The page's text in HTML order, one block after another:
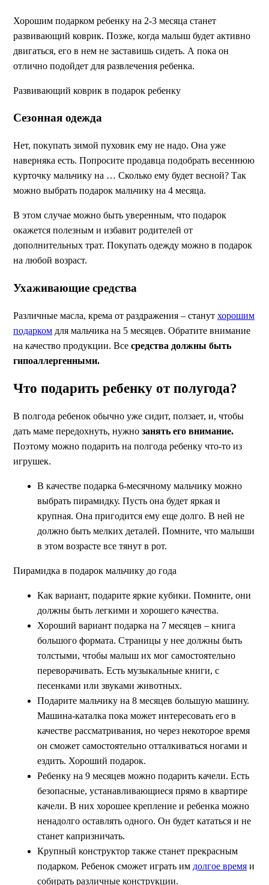
Хорошим подарком ребенку на 2-3 месяца станет
развивающий коврик. Позже, когда малыш будет активно
двигаться, его в нем не заставишь сидеть. А пока он
отлично подойдет для развлечения ребенка.
Развивающий коврик в подарок ребенку
Сезонная одежда
Нет, покупать зимой пуховик ему не надо. Она уже
наверняка есть. Попросите продавца подобрать весеннюю
курточку мальчику на … Сколько ему будет весной? Так
можно выбрать подарок мальчику на 4 месяца.
В этом случае можно быть уверенным, что подарок
окажется полезным и избавит родителей от
дополнительных трат. Покупать одежду можно в подарок
на любой возраст.
Ухаживающие средства
Различные масла, крема от раздражения – станут хорошим
подарком для мальчика на 5 месяцев. Обратите внимание
на качество продукции. Все средства должны быть
гипоаллергенными.
Что подарить ребенку от полугода?
В полгода ребенок обычно уже сидит, ползает, и, чтобы
дать маме передохнуть, нужно занять его внимание.
Поэтому можно подарить на полгода ребенку что-то из
игрушек.
В качестве подарка 6-месячному мальчику можно
выбрать пирамидку. Пусть она будет яркая и
крупная. Она пригодится ему еще долго. В ней не
должно быть мелких деталей. Помните, что малыши
в этом возрасте все тянут в рот.
Пирамидка в подарок мальчику до года
Как вариант, подарите яркие кубики. Помните, они
должны быть легкими и хорошего качества.
Хороший вариант подарка на 7 месяцев – книга
большого формата. Страницы у нее должны быть
толстыми, чтобы малыш их мог самостоятельно
переворачивать. Есть музыкальные книги, с
песенками или звуками животных.
Подарите мальчику на 8 месяцев большую машину.
Машина-каталка пока может интересовать его в
качестве рассматривания, но через некоторое время
он сможет самостоятельно отталкиваться ногами и
ездить. Хороший подарок.
Ребенку на 9 месяцев можно подарить качели. Есть
безопасные, устанавливающиеся прямо в квартире
качели. В них хорошее крепление и ребенка можно
ненадолго оставлять одного. Он будет кататься и не
станет капризничать.
Крупный конструктор также станет прекрасным
подарком. Ребенок сможет играть им долгое время и
собирать различные конструкции.